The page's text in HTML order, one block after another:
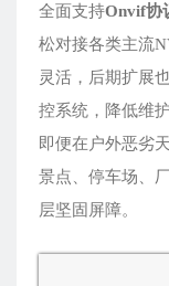
全面支持Onvif协
松对接各类主流
灵活，后期扩展
控系统，降低维
即便在户外恶劣
景点、停车场、
层坚固屏障。